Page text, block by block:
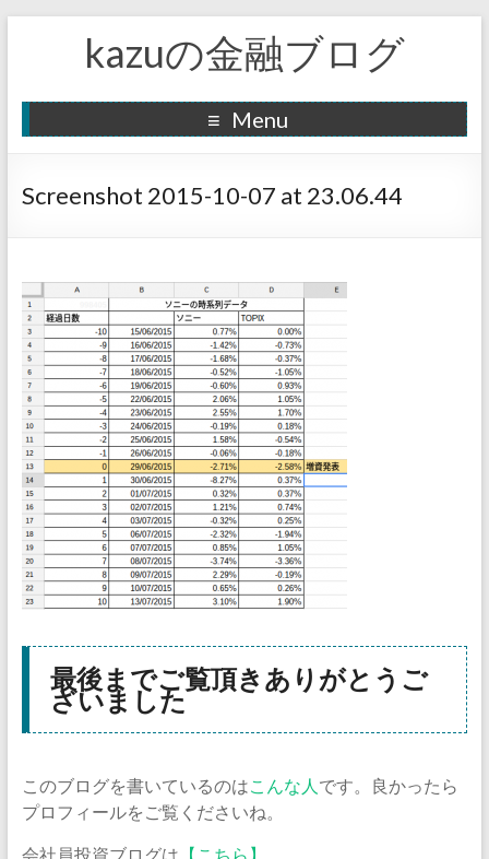
kazuの金融ブログ
Menu
Screenshot 2015-10-07 at 23.06.44
最後までご覧頂きありがとうご
ざいました
このブログを書いているのはこんな人 です。良かったら
プロフィールをご覧くださいね。
会社員投資ブログは 【こちら】